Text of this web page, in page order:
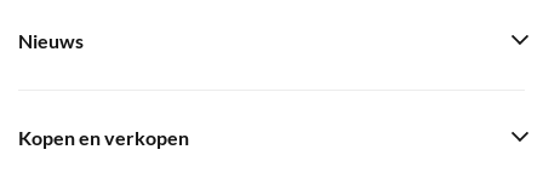
Nieuws
Kopen en verkopen